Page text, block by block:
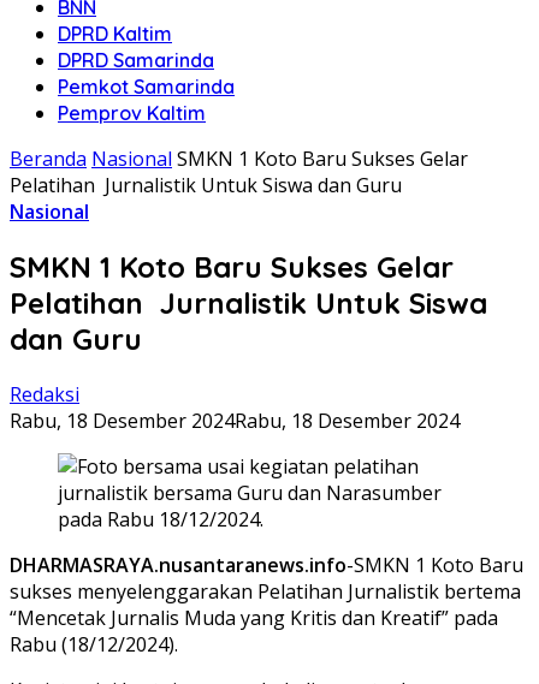
BNN
DPRD Kaltim
DPRD Samarinda
Pemkot Samarinda
Pemprov Kaltim
Beranda Nasional SMKN 1 Koto Baru Sukses Gelar
Pelatihan Jurnalistik Untuk Siswa dan Guru
Nasional
SMKN 1 Koto Baru Sukses Gelar
Pelatihan Jurnalistik Untuk Siswa
dan Guru
Redaksi
Rabu, 18 Desember 2024Rabu, 18 Desember 2024
DHARMASRAYA.nusantaranews.info-SMKN 1 Koto Baru
sukses menyelenggarakan Pelatihan Jurnalistik bertema
“Mencetak Jurnalis Muda yang Kritis dan Kreatif” pada
Rabu (18/12/2024).